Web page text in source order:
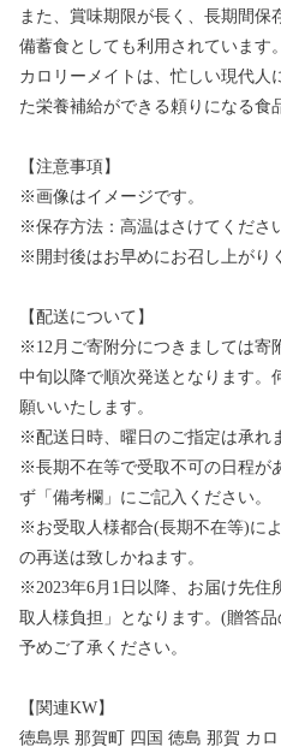
また、賞味期限が長く、長期間保
備蓄食としても利用されています。
カロリーメイトは、忙しい現代人
た栄養補給ができる頼りになる食
【注意事項】
※画像はイメージです。
※保存方法：高温はさけてくださ
※開封後はお早めにお召し上がり
【配送について】
※12月ご寄附分につきましては寄
中旬以降で順次発送となります。
願いいたします。
※配送日時、曜日のご指定は承れ
※長期不在等で受取不可の日程が
ず「備考欄」にご記入ください。
※お受取人様都合(長期不在等)に
の再送は致しかねます。
※2023年6月1日以降、お届け先住
取人様負担」となります。(贈答
予めご了承ください。
【関連KW】
徳島県 那賀町 四国 徳島 那賀 カ